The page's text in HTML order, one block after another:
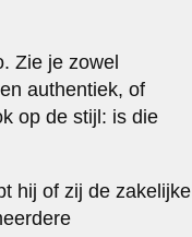
Zie je zowel
authentiek, of
op de stijl: is die
hij of zij de zakelijke